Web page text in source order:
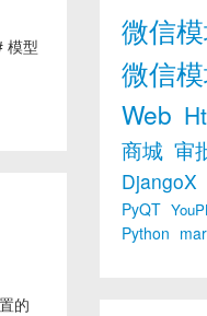
模型
的
微信
微信
Web
商城 审
DjangoX
PyQT
Python